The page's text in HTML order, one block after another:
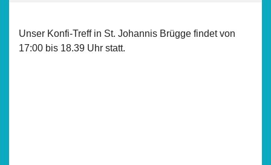
Unser Konfi-Treff in St. Johannis Brügge findet von
17:00 bis 18.39 Uhr statt.